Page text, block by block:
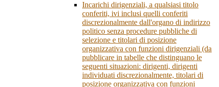
Incarichi dirigenziali, a qualsiasi titolo
conferiti, ivi inclusi quelli conferiti
discrezionalmente dall'organo di indirizzo
politico senza procedure pubbliche di
selezione e titolari di posizione
organizzativa con funzioni dirigenziali (da
pubblicare in tabelle che distinguano le
seguenti situazioni: dirigenti, dirigenti
individuati discrezionalmente, titolari di
posizione organizzativa con funzioni